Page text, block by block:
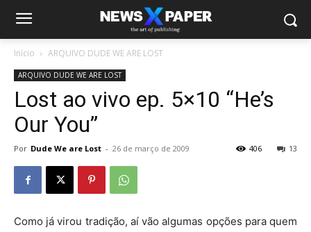
Início ARQUIVO DUDE WE ARE LOST
ARQUIVO DUDE WE ARE LOST
Lost ao vivo ep. 5×10 “He’s
Our You”
Por Dude We are Lost - 26 de março de 2009 13
406
Como já virou tradição, aí vão algumas opções para quem